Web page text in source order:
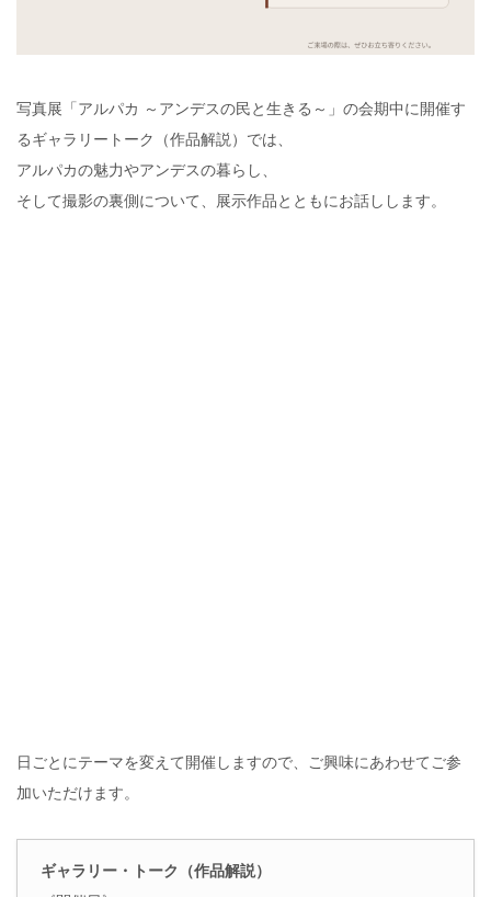
写真展「アルパカ ～アンデスの民と生きる～」の会期中に開催す
るギャラリートーク（作品解説）では、
アルパカの魅力やアンデスの暮らし、
そして撮影の裏側について、展示作品とともにお話しします。
日ごとにテーマを変えて開催しますので、ご興味にあわせてご参
加いただけます。
ギャラリー・トーク（作品解説）